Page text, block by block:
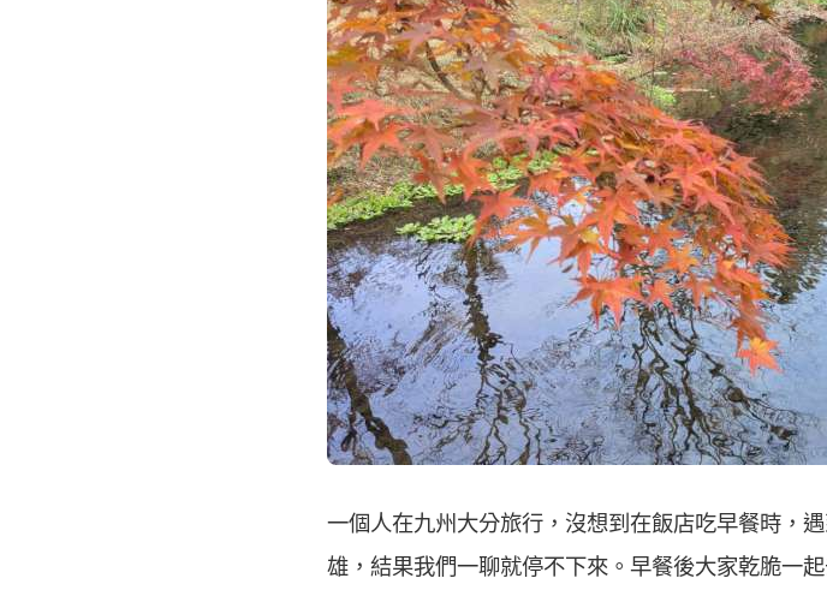
一個人在九州大分旅行，沒想到在飯店吃早餐時，
雄，結果我們一聊就停不下來。早餐後大家乾脆一起